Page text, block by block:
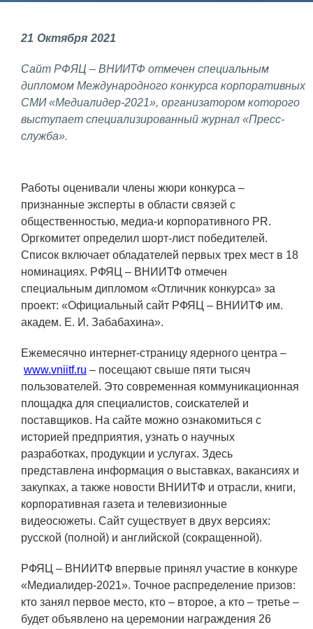
Фундаментальные и прикладные
исследования
Газодинамические исследования
Экспериментальная база
Космическая защита Земли
металлов и сплавов»
Аспирантура
Премии молодым ученым
Интеллектуальная собственность
Семинар «Моделирование технологий
ЯТЦ»
Зимняя школа по физике высоких
плотностей энергий
Молодежная научно-техническая
конференция «Исследования.
Технологии. Развитие»
ПРОДУКЦИЯ И УСЛУГИ
ДПО и ПО (Дополнительное
профессиональное образование и
профессиональное обучение)
Лазерные технологии
Каталог гражданской продукции
21 Октября 2021
Сайт РФЯЦ – ВНИИТФ отмечен специальным
дипломом Международного конкурса корпоративных
СМИ «Медиалидер-2021», организатором которого
выступает специализированный журнал «Пресс-
служба».
Работы оценивали члены жюри конкурса –
признанные эксперты в области связей с
общественностью, медиа-и корпоративного PR.
Оргкомитет определил шорт-лист победителей.
Список включает обладателей первых трех мест в 18
номинациях. РФЯЦ – ВНИИТФ отмечен
специальным дипломом «Отличник конкурса» за
проект: «Официальный сайт РФЯЦ – ВНИИТФ им.
академ. Е. И. Забабахина».
Ежемесячно интернет-страницу ядерного центра –
www.vniitf.ru – посещают свыше пяти тысяч
пользователей. Это современная коммуникационная
площадка для специалистов, соискателей и
поставщиков. На сайте можно ознакомиться с
историей предприятия, узнать о научных
разработках, продукции и услугах. Здесь
представлена информация о выставках, вакансиях и
закупках, а также новости ВНИИТФ и отрасли, книги,
корпоративная газета и телевизионные
видеосюжеты. Сайт существует в двух версиях:
русской (полной) и английской (сокращенной).
РФЯЦ – ВНИИТФ впервые принял участие в конкуре
«Медиалидер-2021». Точное распределение призов:
кто занял первое место, кто – второе, а кто – третье –
будет объявлено на церемонии награждения 26